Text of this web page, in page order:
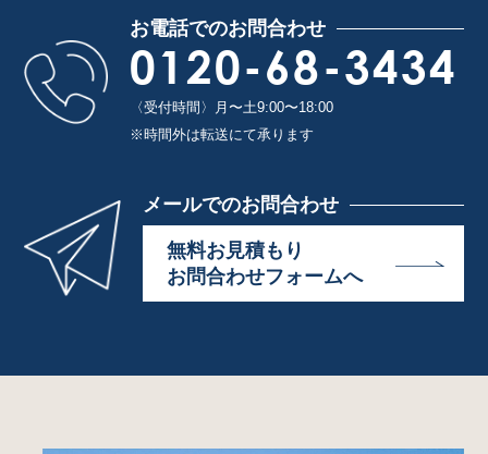
お電話でのお問合わせ
0120-68-3434
〈受付時間〉月〜土9:00〜18:00
※時間外は転送にて承ります
メールでのお問合わせ
無料お見積もり
お問合わせフォームへ